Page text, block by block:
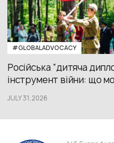
#GLOBALADVOCACY
Російська “дитяча
інструмент війни: що
JULY 31,2026